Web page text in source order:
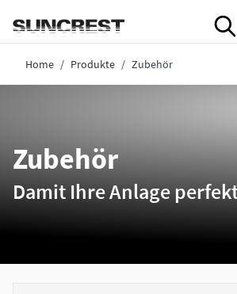
Home / Produkte / Zubehör
Zubehör
Damit Ihre Anlage